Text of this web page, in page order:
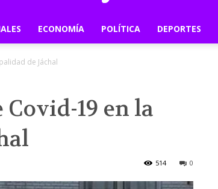
Show
San
ECONOMÍA POLÍTICA DEPORTES
de Jáchal
Covid-19 en la
0
514